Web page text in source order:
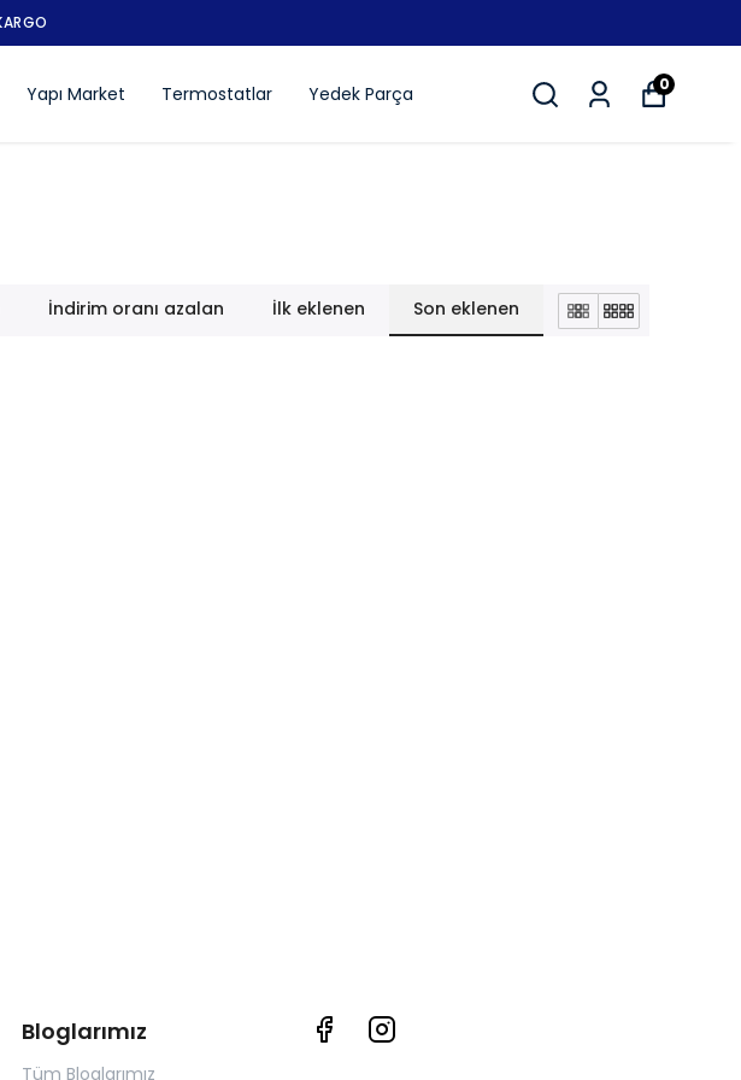
Yapı Market Termostatlar Yedek Parça 0
İndirim oranı azalan İlk eklenen Son eklenen
Bloglarımız
Tüm Bloglarımız